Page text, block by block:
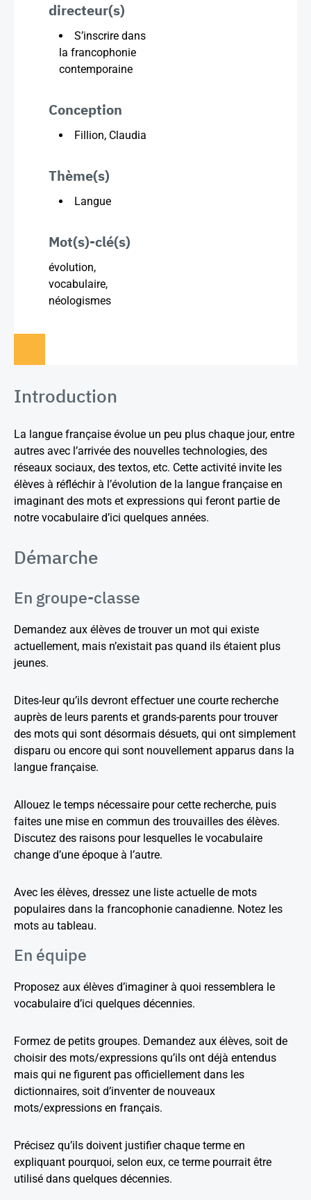
directeur(s)
S’inscrire dans
la francophonie
contemporaine
Conception
Fillion, Claudia
Thème(s)
Langue
Mot(s)-clé(s)
évolution,
vocabulaire,
néologismes
Introduction
La langue française évolue un peu plus chaque jour, entre
autres avec l’arrivée des nouvelles technologies, des
réseaux sociaux, des textos, etc. Cette activité invite les
élèves à réfléchir à l’évolution de la langue française en
imaginant des mots et expressions qui feront partie de
notre vocabulaire d’ici quelques années.
Démarche
En groupe-classe
Demandez aux élèves de trouver un mot qui existe
actuellement, mais n’existait pas quand ils étaient plus
jeunes.
Dites-leur qu’ils devront effectuer une courte recherche
auprès de leurs parents et grands-parents pour trouver
des mots qui sont désormais désuets, qui ont simplement
disparu ou encore qui sont nouvellement apparus dans la
langue française.
Allouez le temps nécessaire pour cette recherche, puis
faites une mise en commun des trouvailles des élèves.
Discutez des raisons pour lesquelles le vocabulaire
change d’une époque à l’autre.
Avec les élèves, dressez une liste actuelle de mots
populaires dans la francophonie canadienne. Notez les
mots au tableau.
En équipe
Proposez aux élèves d’imaginer à quoi ressemblera le
vocabulaire d’ici quelques décennies.
Formez de petits groupes. Demandez aux élèves, soit de
choisir des mots/expressions qu’ils ont déjà entendus
mais qui ne figurent pas officiellement dans les
dictionnaires, soit d’inventer de nouveaux
mots/expressions en français.
Précisez qu’ils doivent justifier chaque terme en
expliquant pourquoi, selon eux, ce terme pourrait être
utilisé dans quelques décennies.